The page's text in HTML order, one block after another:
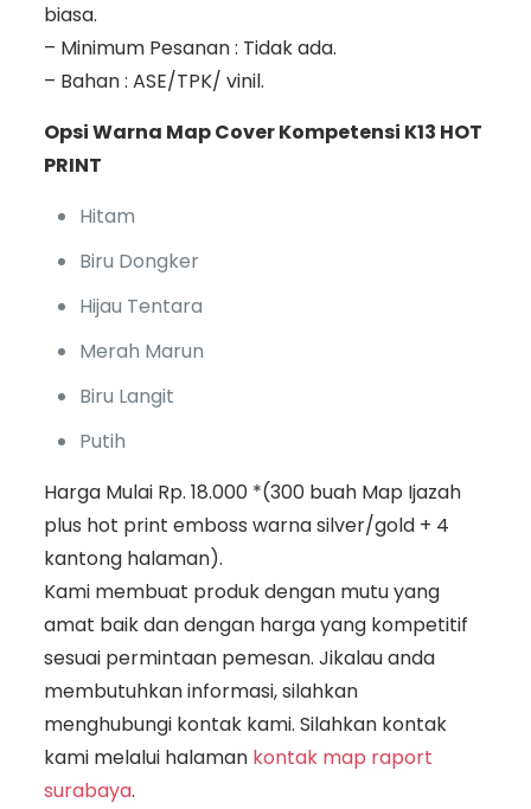
biasa.
– Minimum Pesanan : Tidak ada.
– Bahan : ASE/TPK/ vinil.
Opsi Warna Map Cover Kompetensi K13 HOT
PRINT
Hitam
Biru Dongker
Hijau Tentara
Merah Marun
Biru Langit
Putih
Harga Mulai Rp. 18.000 *(300 buah Map Ijazah
plus hot print emboss warna silver/gold + 4
kantong halaman).
Kami membuat produk dengan mutu yang
amat baik dan dengan harga yang kompetitif
sesuai permintaan pemesan. Jikalau anda
membutuhkan informasi, silahkan
menghubungi kontak kami. Silahkan kontak
kami melalui halaman kontak map raport
surabaya.